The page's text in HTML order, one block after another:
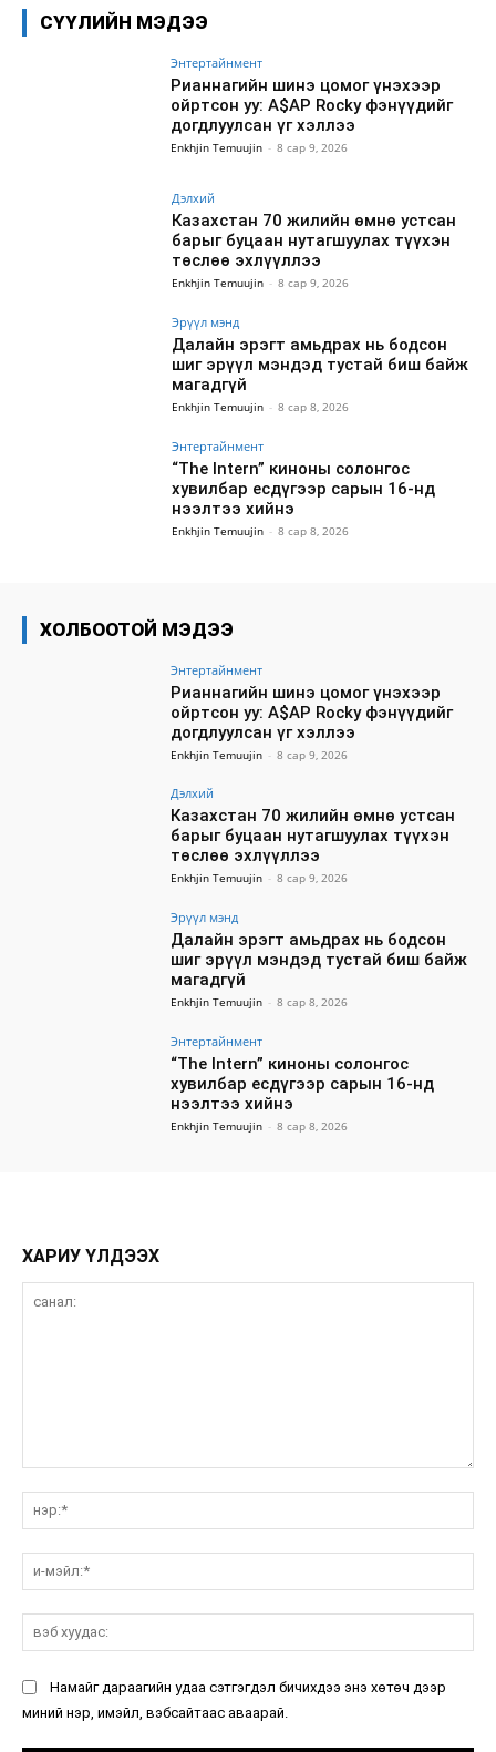
СҮҮЛИЙН МЭДЭЭ
Энтертайнмент
Рианнагийн шинэ цомог үнэхээр
ойртсон уу: A$AP Rocky фэнүүдийг
догдлуулсан үг хэллээ
Enkhjin Temuujin - 8 сар 9, 2026
Дэлхий
Казахстан 70 жилийн өмнө устсан
барыг буцаан нутагшуулах түүхэн
төслөө эхлүүллээ
Enkhjin Temuujin - 8 сар 9, 2026
Эрүүл мэнд
Далайн эрэгт амьдрах нь бодсон
шиг эрүүл мэндэд тустай биш байж
магадгүй
Enkhjin Temuujin - 8 сар 8, 2026
Энтертайнмент
“The Intern” киноны солонгос
хувилбар есдүгээр сарын 16-нд
нээлтээ хийнэ
Enkhjin Temuujin - 8 сар 8, 2026
ХОЛБООТОЙ МЭДЭЭ
Энтертайнмент
Рианнагийн шинэ цомог үнэхээр
ойртсон уу: A$AP Rocky фэнүүдийг
догдлуулсан үг хэллээ
Enkhjin Temuujin - 8 сар 9, 2026
Дэлхий
Казахстан 70 жилийн өмнө устсан
барыг буцаан нутагшуулах түүхэн
төслөө эхлүүллээ
Enkhjin Temuujin - 8 сар 9, 2026
Эрүүл мэнд
Далайн эрэгт амьдрах нь бодсон
шиг эрүүл мэндэд тустай биш байж
магадгүй
Enkhjin Temuujin - 8 сар 8, 2026
Энтертайнмент
“The Intern” киноны солонгос
хувилбар есдүгээр сарын 16-нд
нээлтээ хийнэ
Enkhjin Temuujin - 8 сар 8, 2026
ХАРИУ ҮЛДЭЭХ
Намайг дараагийн удаа сэтгэгдэл бичихдээ энэ хөтөч дээр
миний нэр, имэйл, вэбсайтаас аваарай.